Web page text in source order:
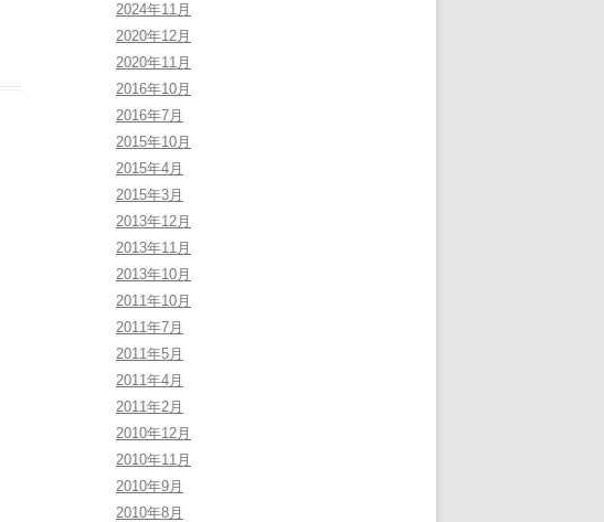
2024年11月
2020年12月
2020年11月
2016年10月
2016年7月
2015年10月
2015年4月
2015年3月
2013年12月
2013年11月
2013年10月
2011年10月
2011年7月
2011年5月
2011年4月
2011年2月
2010年12月
2010年11月
2010年9月
2010年8月